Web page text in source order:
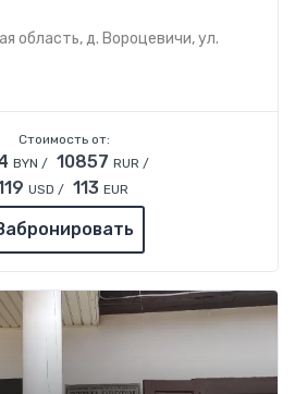
область, д. Вороцевичи, ул.
Стоимость от:
BYN / 10857 RUR /
USD / 113 EUR